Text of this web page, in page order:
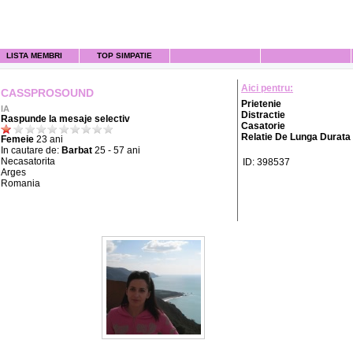
LISTA MEMBRI TOP SIMPATIE
CASSPROSOUND
IA
Raspunde la mesaje selectiv
Femeie 23 ani
In cautare de: Barbat 25 - 57 ani
Necasatorita
Arges
Romania
Aici pentru:
Prietenie
Distractie
Casatorie
Relatie De Lunga Durata
ID: 398537